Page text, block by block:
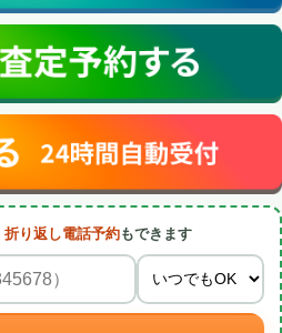
折り返し電話予約もできます